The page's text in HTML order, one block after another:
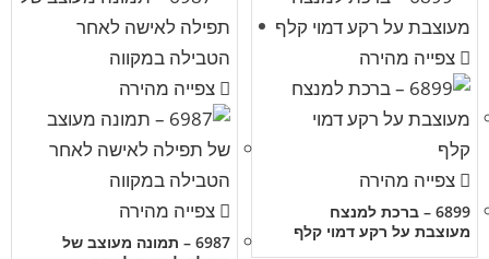
צפייה מהירה
צפייה מהירה
6899 – ברכת למנצח
מעוצבת על רקע דמוי קלף
צפייה מהירה
צפייה מהירה
6987 – תמונה מעוצב של